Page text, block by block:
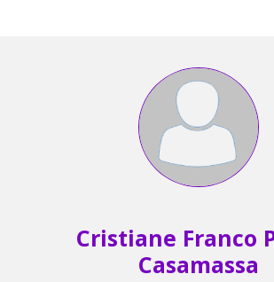
Cristiane Franco
Casamassa